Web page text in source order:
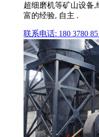
超细磨机等矿山设备
富的经验, 自主 .
联系电话: 180 3780